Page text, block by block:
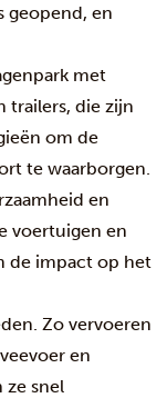
geopend, en
met
trailers, die zijn
om de
te waarborgen.
en
voertuigen en
de impact op het
Zo vervoeren
en
ze snel